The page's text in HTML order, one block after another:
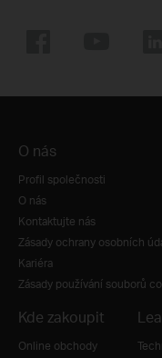
O nás
Profil společnosti
O nás
Kontaktujte nás
Zásady ochrany osobních
Kariéra
Zásady používání souborů
Kde zakoupit
Online obchody